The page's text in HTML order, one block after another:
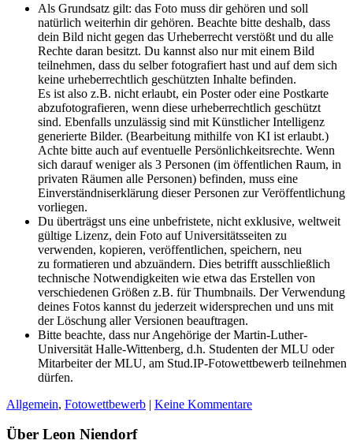
Als Grundsatz gilt: das Foto muss dir gehören und soll
natürlich weiterhin dir gehören. Beachte bitte deshalb, dass
dein Bild nicht gegen das Urheberrecht verstößt und du alle
Rechte daran besitzt. Du kannst also nur mit einem Bild
teilnehmen, dass du selber fotografiert hast und auf dem sich
keine urheberrechtlich geschützten Inhalte befinden.
Es ist also z.B. nicht erlaubt, ein Poster oder eine Postkarte
abzufotografieren, wenn diese urheberrechtlich geschützt
sind. Ebenfalls unzulässig sind mit Künstlicher Intelligenz
generierte Bilder. (Bearbeitung mithilfe von KI ist erlaubt.)
Achte bitte auch auf eventuelle Persönlichkeitsrechte. Wenn
sich darauf weniger als 3 Personen (im öffentlichen Raum, in
privaten Räumen alle Personen) befinden, muss eine
Einverständniserklärung dieser Personen zur Veröffentlichung
vorliegen.
Du überträgst uns eine unbefristete, nicht exklusive, weltweit
gültige Lizenz, dein Foto auf Universitätsseiten zu
verwenden, kopieren, veröffentlichen, speichern, neu
zu formatieren und abzuändern. Dies betrifft ausschließlich
technische Notwendigkeiten wie etwa das Erstellen von
verschiedenen Größen z.B. für Thumbnails. Der Verwendung
deines Fotos kannst du jederzeit widersprechen und uns mit
der Löschung aller Versionen beauftragen.
Bitte beachte, dass nur Angehörige der Martin-Luther-
Universität Halle-Wittenberg, d.h. Studenten der MLU oder
Mitarbeiter der MLU, am Stud.IP-Fotowettbewerb teilnehmen
dürfen.
Allgemein, Fotowettbewerb | Keine Kommentare
Über Leon Niendorf